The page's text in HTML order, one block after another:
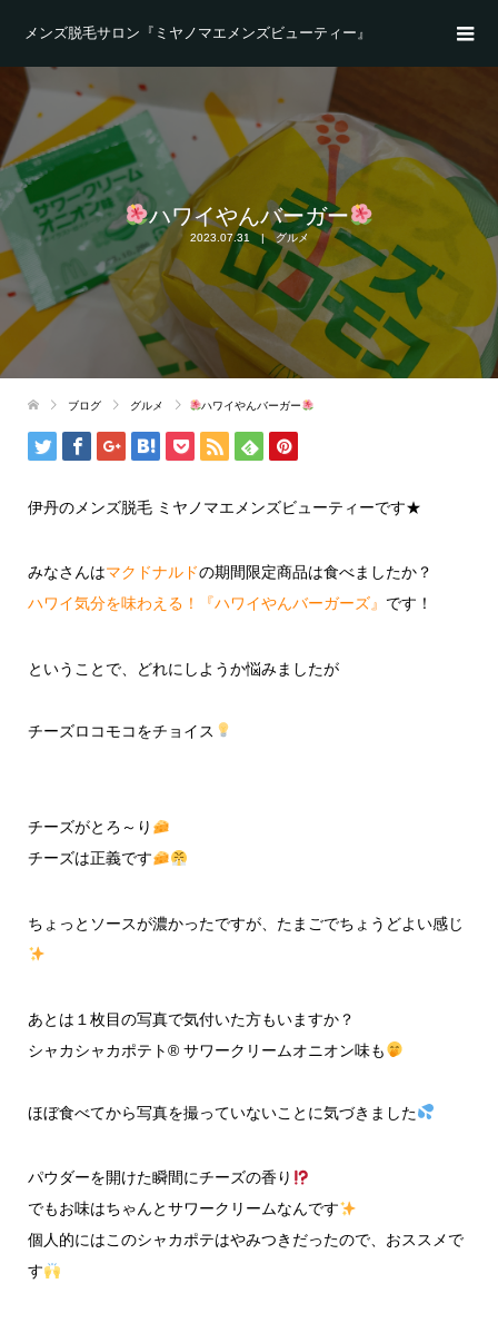
メンズ脱毛サロン『ミヤノマエメンズビューティー』
ハワイやんバーガー
2023.07.31 グルメ
ブログ グルメ ハワイやんバーガー
伊丹のメンズ脱毛 ミヤノマエメンズビューティーです★
みなさんはマクドナルドの期間限定商品は食べましたか？
ハワイ気分を味わえる！『ハワイやんバーガーズ』 です！
ということで、どれにしようか悩みましたが
チーズロコモコをチョイス
チーズがとろ～り
チーズは正義です
ちょっとソースが濃かったですが、たまごでちょうどよい感じ
あとは１枚目の写真で気付いた方もいますか？
シャカシャカポテト® サワークリームオニオン味も
ほぼ食べてから写真を撮っていないことに気づきました
パウダーを開けた瞬間にチーズの香り
でもお味はちゃんとサワークリームなんです
個人的にはこのシャカポテはやみつきだったので、おススメで
す